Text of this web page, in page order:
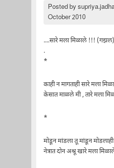
Posted by
October 2010
....सारे मला मिळाले !!!
.
*
काही न मागताही सारे मला
केसात माळले मी , तारे मला
*
मोडून मांडला तू मांडून
नेत्रात दोन अश्रू खारे मला